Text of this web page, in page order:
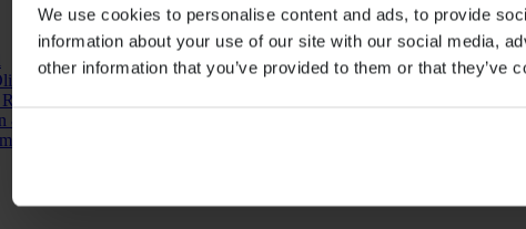
We use cookies to personalise content and ads, to provide
information about your use of our site with our social media,
other information that you’ve provided to them or that they’ve
& Filter)
Smeermiddelen
Accessoires